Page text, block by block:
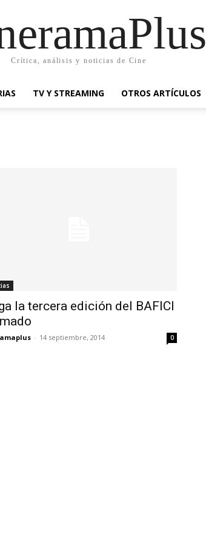
Crítica, análisis y noticias de Cine
TV Y STREAMING OTROS ARTÍCULOS
la tercera edición del BAFICI
- 14 septiembre, 2014 0